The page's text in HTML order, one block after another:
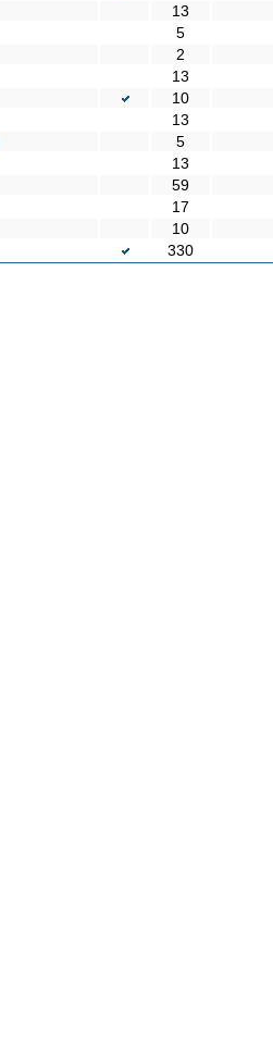
13
5
2
13
10
13
5
13
59
17
10
330